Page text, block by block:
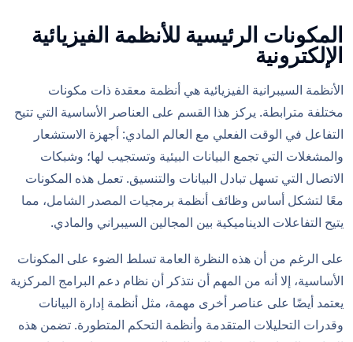
المكونات الرئيسية للأنظمة الفيزيائية
الإلكترونية
الأنظمة السيبرانية الفيزيائية هي أنظمة معقدة ذات مكونات
مختلفة مترابطة. يركز هذا القسم على العناصر الأساسية التي تتيح
التفاعل في الوقت الفعلي مع العالم المادي: أجهزة الاستشعار
والمشغلات التي تجمع البيانات البيئية وتستجيب لها؛ وشبكات
الاتصال التي تسهل تبادل البيانات والتنسيق. تعمل هذه المكونات
معًا لتشكل أساس وظائف أنظمة برمجيات المصدر الشامل، مما
يتيح التفاعلات الديناميكية بين المجالين السيبراني والمادي.
على الرغم من أن هذه النظرة العامة تسلط الضوء على المكونات
الأساسية، إلا أنه من المهم أن نتذكر أن نظام دعم البرامج المركزية
يعتمد أيضًا على عناصر أخرى مهمة، مثل أنظمة إدارة البيانات
وقدرات التحليلات المتقدمة وأنظمة التحكم المتطورة. تضمن هذه